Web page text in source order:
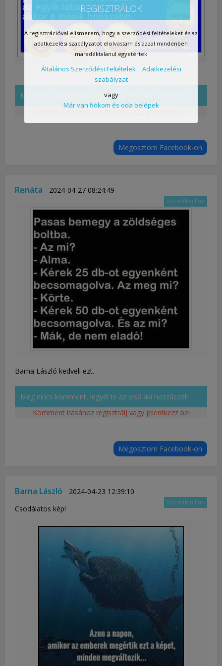
REGISZTRÁLOK
A regisztrációval elismerem, hogy a szerződési feltételeket és az
adatkezelési szabályzatot elolvastam és azzal mindenben
maradéktalanul egyetértek
Általános Szerződési Feltételek| Adatkezelési
szabályzat
vagy
Már van fiókom és oda belépek
Még nincs komment, legyél te az első aki hozzászól!
Komment írásához regisztrálj vagy jelentkezz be!
Megosztom Facebook-on
Renáta 2024-04-27 08:24:49
Közvetlen link
Barna László kedveli ezt.
Még nincs komment, legyél te az első aki hozzászól!
Komment írásához regisztrálj vagy jelentkezz be!
Megosztom Facebook-on
Barna László 2024-04-23 12:39:10
Közvetlen link
Csodálatos kép!